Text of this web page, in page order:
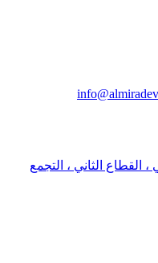
الثاني ، القطاع الثاني ، التجمع